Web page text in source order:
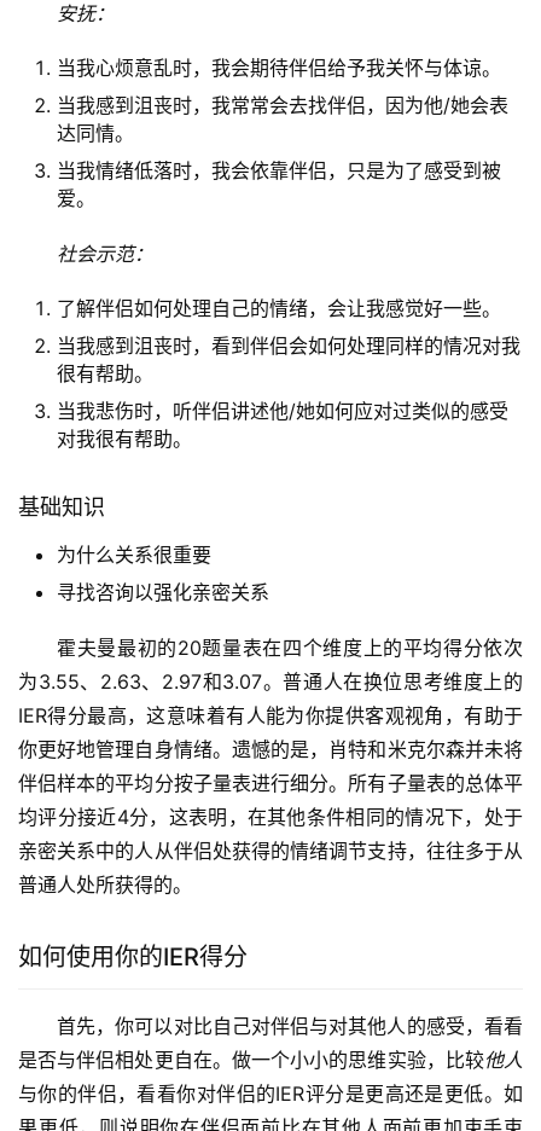
安抚：
当我心烦意乱时，我会期待伴侣给予我关怀与体谅。
当我感到沮丧时，我常常会去找伴侣，因为他/她会表
达同情。
当我情绪低落时，我会依靠伴侣，只是为了感受到被
爱。
社会示范：
了解伴侣如何处理自己的情绪，会让我感觉好一些。
当我感到沮丧时，看到伴侣会如何处理同样的情况对我
很有帮助。
当我悲伤时，听伴侣讲述他/她如何应对过类似的感受
对我很有帮助。
基础知识
为什么关系很重要
寻找咨询以强化亲密关系
霍夫曼最初的20题量表在四个维度上的平均得分依次
为3.55、2.63、2.97和3.07。普通人在换位思考维度上的
IER得分最高，这意味着有人能为你提供客观视角，有助于
你更好地管理自身情绪。遗憾的是，肖特和米克尔森并未将
伴侣样本的平均分按子量表进行细分。所有子量表的总体平
均评分接近4分，这表明，在其他条件相同的情况下，处于
亲密关系中的人从伴侣处获得的情绪调节支持，往往多于从
普通人处所获得的。
如何使用你的IER得分
首先，你可以对比自己对伴侣与对其他人的感受，看看
是否与伴侣相处更自在。做一个小小的思维实验，比较他人
与你的伴侣，看看你对伴侣的IER评分是更高还是更低。如